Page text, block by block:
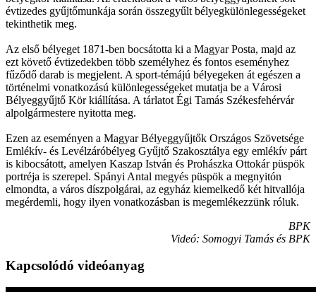
évtizedes gyűjtőmunkája során összegyűlt bélyegkülönlegességeket
tekinthetik meg.
Az első bélyeget 1871-ben bocsátotta ki a Magyar Posta, majd az
ezt követő évtizedekben több személyhez és fontos eseményhez
fűződő darab is megjelent. A sport-témájú bélyegeken át egészen a
történelmi vonatkozású különlegességeket mutatja be a Városi
Bélyeggyűjtő Kör kiállítása. A tárlatot Égi Tamás Székesfehérvár
alpolgármestere nyitotta meg.
Ezen az eseményen a Magyar Bélyeggyűjtők Országos Szövetsége
Emlékív- és Levélzáróbélyeg Gyűjtő Szakosztálya egy emlékív párt
is kibocsátott, amelyen Kaszap István és Prohászka Ottokár püspök
portréja is szerepel. Spányi Antal megyés püspök a megnyitón
elmondta, a város díszpolgárai, az egyház kiemelkedő két hitvallója
megérdemli, hogy ilyen vonatkozásban is megemlékezzünk róluk.
BPK
Videó: Somogyi Tamás és BPK
Kapcsolódó videóanyag